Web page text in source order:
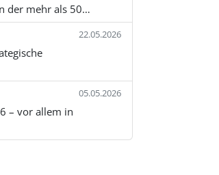
der mehr als 50…
22.05.2026
05.05.2026
– vor allem in